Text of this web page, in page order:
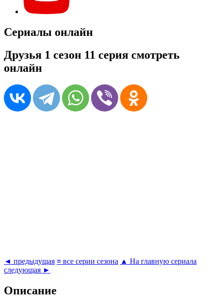
Сериалы онлайн
Друзья 1 сезон 11 серия смотреть
онлайн
◄ предыдущая ≡ все серии сезона ▲ На главную сериала
следующая ►
Описание